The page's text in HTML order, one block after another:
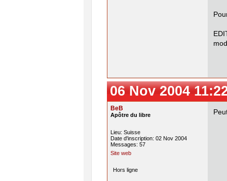
06 Nov 2004
BeB
Apôtre du libre
Lieu: Suisse
Date d'inscription: 02 Nov 2004
Messages: 57
Site web
Hors ligne